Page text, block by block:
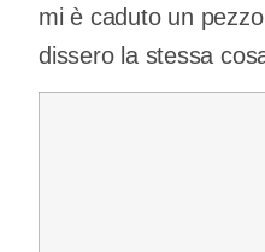
mi è caduto un
dissero la stessa